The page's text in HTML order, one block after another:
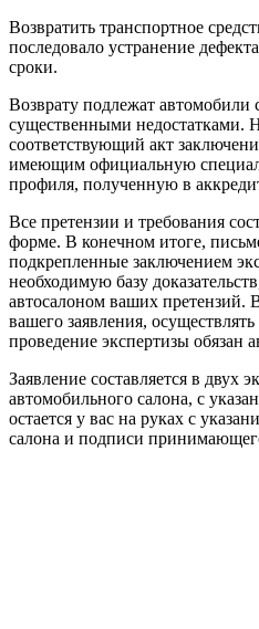
Возвратить транспортное
последовало устранение
сроки.
Возврату подлежат
существенными недостатками.
соответствующий акт
имеющим официальную
профиля, полученную в
Все претензии и требования
форме. В конечном итоге,
подкрепленные заключением
необходимую базу
автосалоном ваших претензий.
вашего заявления,
проведение экспертизы обязан
Заявление составляется в двух
автомобильного салона, с
остается у вас на руках с
салона и подписи